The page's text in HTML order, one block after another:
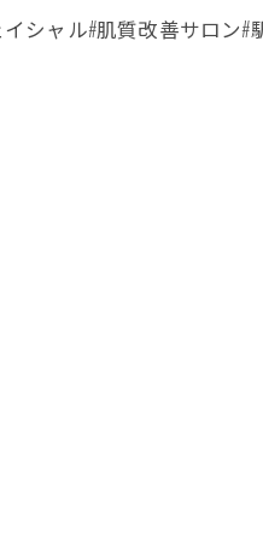
シャル#肌質改善サロン#